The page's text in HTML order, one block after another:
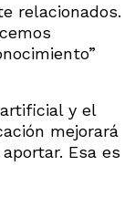
relacionados.
y el
mejorará
Esa es